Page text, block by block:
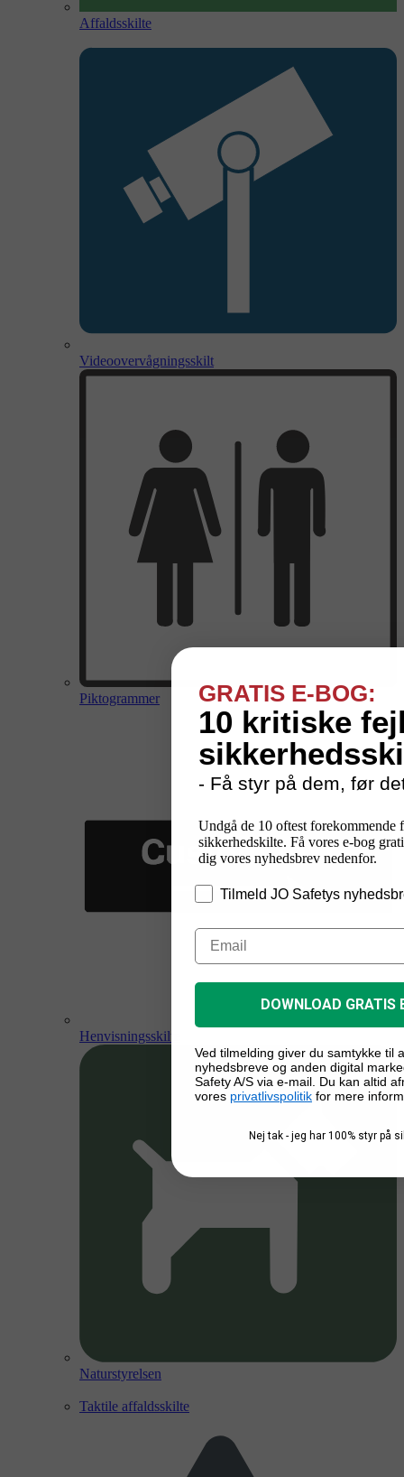
Affaldsskilte
Videoovervågningsskilt
Piktogrammer
Henvisningsskilte
Naturstyrelsen
Taktile affaldsskilte
GRATIS E-BOG:
10 kritiske
- Få styr på dem, før
Undgå de 10 oftest forekommende
sikkerhedskilte. Få vores e-bog
dig vores nyhedsbrev nedenfor.
Tilmeld JO Safetys
DOWNLOAD GRATIS
Ved tilmelding giver du samtykke til
nyhedsbreve og anden digital
Safety A/S via e-mail. Du kan altid
vores privatlivspolitik for mere
Nej tak - jeg har 100% styr på